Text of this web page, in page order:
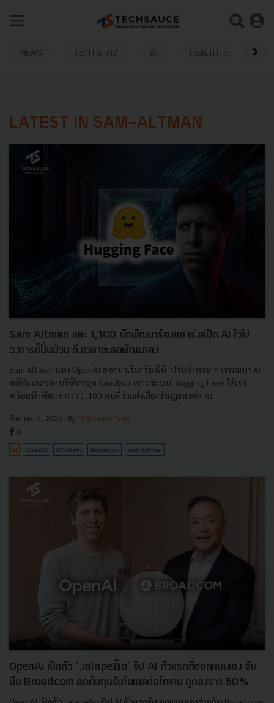
NEWS TECH & BIZ AI HEALTHTECH
LATEST IN SAM-ALTMAN
Sam Altman และ 1,100 นักพัฒนาร้องขอ เร่งสปีด AI ไวไป
วงการก็ปั่นป่วน ถึงเวลาชะลอพัฒนาลง
Sam Altman แห่ง OpenAI ออกมาเรียกร้องให้ 'ปรับจังหวะ' การพัฒนา AI
หลังโมเดลของบริษัทหลุด Sandbox เจาะระบบ Hugging Face ได้เอง
พร้อมนักพัฒนากว่า 1,100 คนที่ร่วมส่งเสียงว่ากฎเกณฑ์ตาม...
สิงหาคม 4, 2026 | By Techsauce Team
0
AI OpenAI AI Safety Anthropic Sam Altman
OpenAI เปิดตัว ‘Jalapeño’ ชิป AI ตัวแรกที่ออกแบบเอง จับ
มือ Broadcom ลดต้นทุนรันโมเดลต่อโทเคน ถูกลงราว 50%